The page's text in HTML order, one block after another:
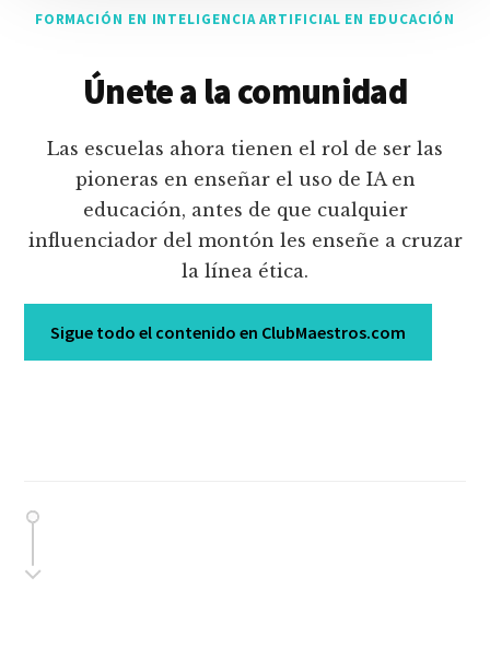
FORMACIÓN EN INTELIGENCIA ARTIFICIAL EN EDUCACIÓN
Únete a la comunidad
Las escuelas ahora tienen el rol de ser las
pioneras en enseñar el uso de IA en
educación, antes de que cualquier
influenciador del montón les enseñe a cruzar
la línea ética.
Sigue todo el contenido en ClubMaestros.com